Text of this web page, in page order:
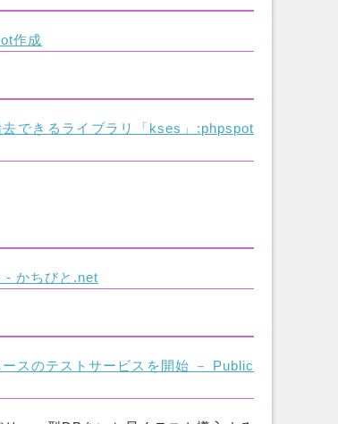
作成
できるライブラリ「kses」:phpspot
- かちびと.net
スのテストサービスを開始 － Public